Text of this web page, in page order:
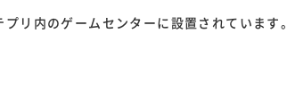
リ内のゲームセンターに設置されています。